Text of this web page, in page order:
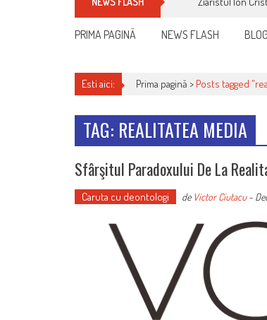
PRIMA PAGINĂ NEWS FLASH BLOG
Esti aici: Prima pagină > Posts tagged
TAG: REALITATEA MEDIA
Sfârşitul Paradoxului De La
Caruta cu deontologi de Victor Ciutacu-